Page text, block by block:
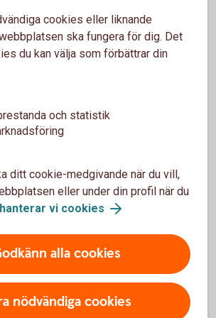
institutioner
göra ditt företagande enklare och
tjänster och produkter
snabbväxande företag
och verktygen som hjälper er på
om ni är i uppstartsfasen eller på
cookies eller liknande
ska fungera för dig. Det
du kan välja som förbättrar din
och statistik
ditt cookie-medgivande när du vill,
eller under din profil när du
vi cookies
alla cookies
nödvändiga cookies